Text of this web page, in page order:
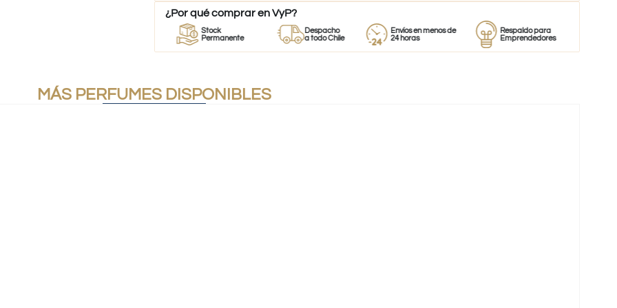
¿Por qué comprar en VyP?
Stock
Permanente
Despacho
a todo Chile
Envíos en menos de
24 horas
Respaldo para
Emprendedores
MÁS PERFUMES DISPONIBLES